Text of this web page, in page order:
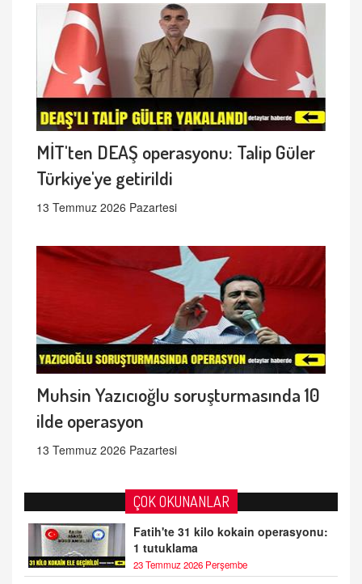
MİT'ten DEAŞ operasyonu: Talip Güler
Türkiye'ye getirildi
13 Temmuz 2026 Pazartesi
Muhsin Yazıcıoğlu soruşturmasında 10
ilde operasyon
13 Temmuz 2026 Pazartesi
ÇOK OKUNANLAR
Fatih'te 31 kilo kokain operasyonu:
1 tutuklama
23 Temmuz 2026 Perşembe